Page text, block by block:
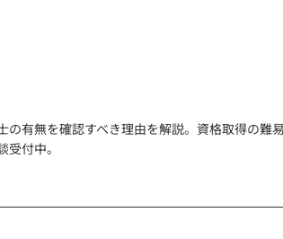
の有無を確認すべき理由を解説。資格取得の
付中。